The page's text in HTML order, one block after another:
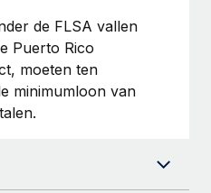
de FLSA vallen
Puerto Rico
moeten ten
minimumloon van